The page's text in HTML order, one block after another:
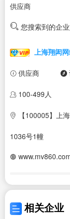
供应商
您搜索到的企业
上海翔闳
供应商
100-499人
【100005】上
1036号1幢
相关企业